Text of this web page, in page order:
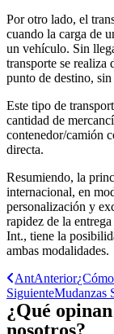
Por otro lado, el
cuando la carga de
un vehículo. Sin
transporte se realiza
punto de destino,
Este tipo de
cantidad de
contenedor/camión
directa.
Resumiendo, la
internacional, en
personalización y
rapidez de la
Int., tiene la
ambas modalidades.
AntAnterior
SiguienteMudanzas
¿Qué